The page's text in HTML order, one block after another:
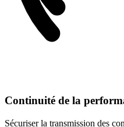
Continuité de la
Sécuriser la transmission des